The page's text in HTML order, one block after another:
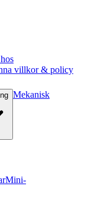
villkor & policy
Mekanisk
Mini-